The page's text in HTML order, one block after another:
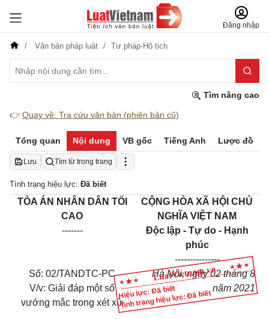
Đăng nhập
Văn bản pháp luật Tư pháp-Hộ tịch
Tìm nâng cao
👉 Quay về: Tra cứu văn bản (phiên bản cũ)
Tổng quan Nội dung VB gốc Tiếng Anh Lược đồ
Lưu Tìm từ trong trang
Tình trạng hiệu lực: Đã biết
Hiệu lực: Đã biết
Tình trạng hiệu lực: Đã biết
TÒA ÁN NHÂN DÂN TỐI
CAO
-------
CỘNG HÒA XÃ HỘI CHỦ
NGHĨA VIỆT NAM
Độc lập - Tự do - Hạnh
phúc
---------------
Số: 02/TANDTC-PC
V/v: Giải đáp một số
vướng mắc trong xét xử
Hà Nội, ngày 02 tháng 8
năm 2021